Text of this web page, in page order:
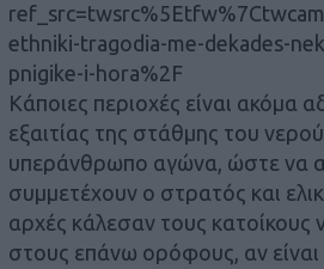
ethniki-tragodia-me-dekades-
pnigike-i-hora%2F
Κάποιες περιοχές είναι
εξαιτίας της στάθμης του
υπεράνθρωπο αγώνα, ώστε να
συμμετέχουν ο στρατός και
αρχές κάλεσαν τους κατοίκους
στους επάνω ορόφους, αν είναι